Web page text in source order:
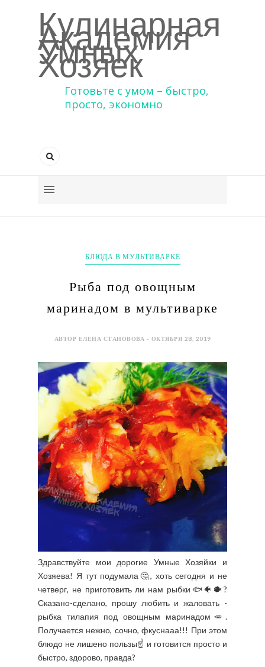
Кулинарная
Академия
Умных
Хозяек
Готовьте с умом – быстро,
просто, экономно
БЛЮДА В МУЛЬТИВАРКЕ
Рыба под овощным
маринадом в мультиварке
АВТОР ЕЛЕНА СТАНОВОВА - ОКТЯБРЯ 28, 2019
Здравствуйте мои дорогие Умные Хозяйки и
Хозяева! Я тут подумала🤔, хоть сегодня и не
четверг, не приготовить ли нам рыбки🐟🐠🐡?
Сказано-сделано, прошу любить и жаловать -
рыбка тилапия под овощным маринадом🥕.
Получается нежно, сочно, фкуснааа!!! При этом
блюдо не лишено пользы☝️ и готовится просто и
быстро, здорово, правда?